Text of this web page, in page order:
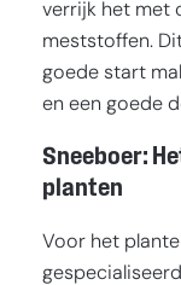
verrijk het met
meststoffen.
goede start
en een goede
Sneeboer:
planten
Voor het